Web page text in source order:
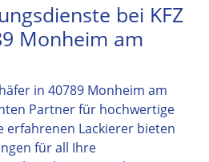
bei KFZ
Monheim am
in 40789 Monheim am
Partner für hochwertige
erfahrenen Lackierer bieten
für all Ihre